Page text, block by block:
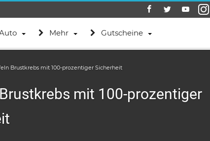
Mehr Gutscheine
Brustkrebs mit 100-prozentiger Sicherheit
mit 100-prozentiger